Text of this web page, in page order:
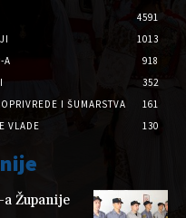
4591
1013
A
918
352
I ŠUMARSTVA
161
VLADE
130
Županije